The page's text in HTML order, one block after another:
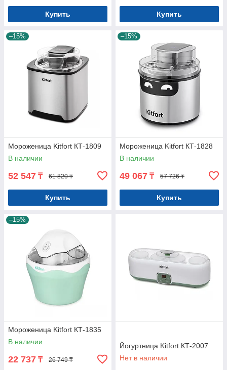
Купить Купить
–15%
Мороженица Kitfort КТ-1809
В наличии
52 547 ₸ 61 820 ₸
Купить
–15%
Мороженица Kitfort КТ-1828
В наличии
49 067 ₸ 57 726 ₸
Купить
–15%
Мороженица Kitfort КТ-1835
В наличии
22 737 ₸ 26 749 ₸
Йогуртница Kitfort КТ-2007
Нет в наличии